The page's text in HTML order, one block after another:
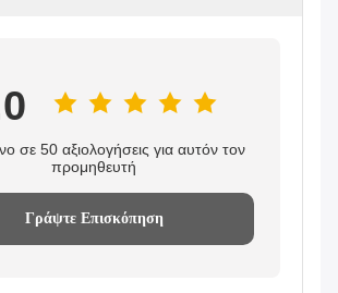
σε 50 αξιολογήσεις για αυτόν τον
προμηθευτή
Γράψτε Επισκόπηση